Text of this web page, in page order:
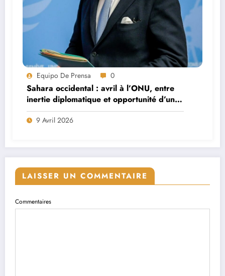
Equipo De Prensa 0
Sahara occidental : avril à l’ONU, entre
inertie diplomatique et opportunité d’une
troisième voie
9 Avril 2026
LAISSER UN COMMENTAIRE
Commentaires